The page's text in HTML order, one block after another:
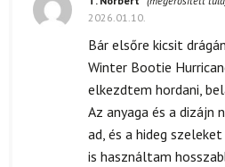
2026.01.10.
Bár elsőre kicsit
Winter Bootie
elkezdtem hordani,
Az anyaga és a dizájn
ad, és a hideg
is használtam